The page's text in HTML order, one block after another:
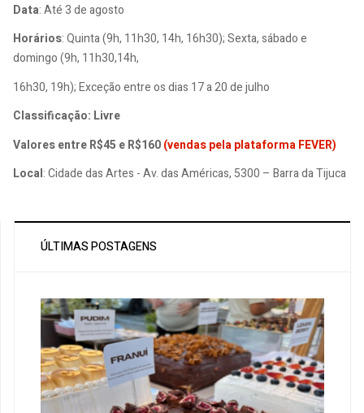
Data: Até 3 de agosto
Horários: Quinta (9h, 11h30, 14h, 16h30); Sexta, sábado e
domingo (9h, 11h30,14h,
16h30, 19h); Exceção entre os dias 17 a 20 de julho
Classificação: Livre
Valores entre R$45 e R$160(vendas pela plataforma FEVER)
Local: Cidade das Artes - Av. das Américas, 5300 – Barra da Tijuca
ÚLTIMAS POSTAGENS